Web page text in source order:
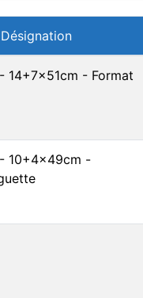
Désignation
14+7x51cm - Format
10+4x49cm -